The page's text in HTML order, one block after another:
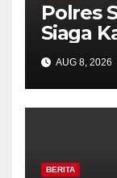
Polres
Siaga
AUG 8, 2026
BERITA